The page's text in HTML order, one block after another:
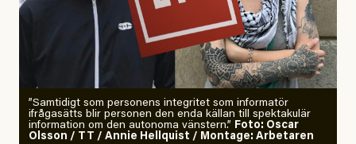
”Samtidigt som personens integritet som informatör
ifrågasätts blir personen den enda källan till spektakulär
information om den autonoma vänstern.” Foto: Oscar
Olsson / TT / Annie Hellquist / Montage: Arbetaren